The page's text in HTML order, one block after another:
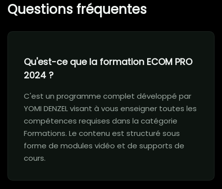
Questions fréquentes
Qu'est-ce que la formation ECOM PRO
2024 ?
C'est un programme complet développé par
YOMI DENZEL visant à vous enseigner toutes les
compétences requises dans la catégorie
Formations. Le contenu est structuré sous
forme de modules vidéo et de supports de
cours.